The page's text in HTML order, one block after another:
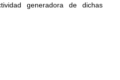
generadora de dichas